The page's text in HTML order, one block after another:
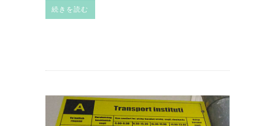
続きを読む